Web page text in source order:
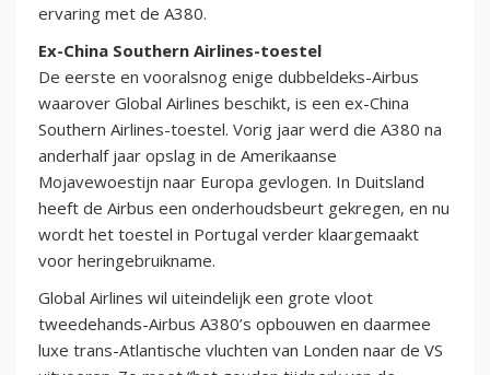
ervaring met de A380.
Ex-China Southern Airlines-toestel
De eerste en vooralsnog enige dubbeldeks-Airbus
waarover Global Airlines beschikt, is een ex-China
Southern Airlines-toestel. Vorig jaar werd die A380 na
anderhalf jaar opslag in de Amerikaanse
Mojavewoestijn naar Europa gevlogen. In Duitsland
heeft de Airbus een onderhoudsbeurt gekregen, en nu
wordt het toestel in Portugal verder klaargemaakt
voor heringebruikname.
Global Airlines wil uiteindelijk een grote vloot
tweedehands-Airbus A380’s opbouwen en daarmee
luxe trans-Atlantische vluchten van Londen naar de VS